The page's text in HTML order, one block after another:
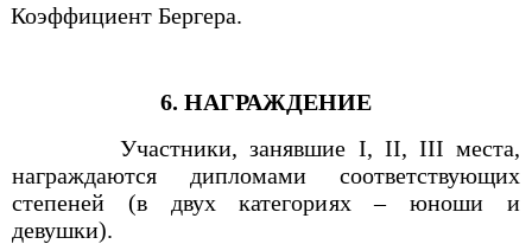
Коэффициент Бергера.
6. НАГРАЖДЕНИЕ
Участники, занявшие I, II, III места,
награждаются дипломами соответствующих
степеней (в двух категориях – юноши и
девушки).